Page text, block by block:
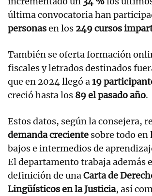
última convocatoria han
personasen los 249 cursos
También se oferta formación
fiscales y letrados destinados
que en 2024 llegó a19
creció hasta los 89 el pasado año.
Estos datos, según la consejera,
demanda creciente sobre todo en
bajos e intermedios de
El departamento trabaja además
definición de unaCarta de
Lingüísticos en la Justicia, así